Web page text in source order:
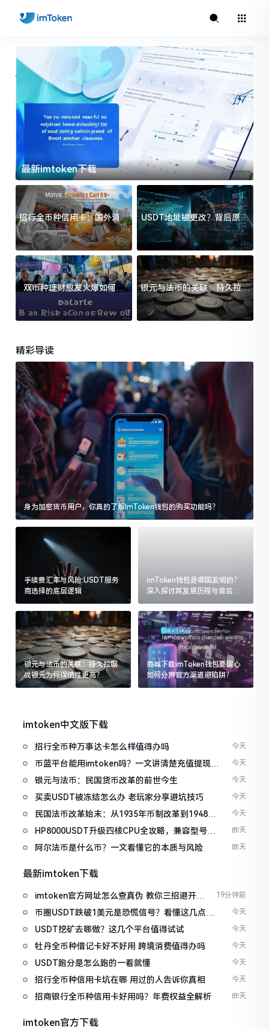
最新imtoken下载
招行全币种信用卡：国外消费
省钱利器免货币转换费超省心
USDT地址被更改？背后原因
及防范方法大揭秘
双币种理财愈发火爆如何选
择？留意收益与风险是关键
银元与法币的关联：持久拉锯
战银元为何保值性更高？
精彩导读
身为加密货币用户，你真的了解ImToken钱包的购买功能吗？
手续费汇率与风险:USDT服务
商选择的底层逻辑
imToken钱包是哪国发明的？
深入探讨其发展历程与背后故
事
银元与法币的关联：持久拉锯
战银元为何保值性更高？
商城下载imToken钱包要留心
如何分辨官方渠道避陷阱？
imtoken中文版下载
招行全币种万事达卡怎么样值得办吗 今天
币蓝平台能用imtoken吗？一文讲清楚充值提现问
题
今天
银元与法币：民国货币改革的前世今生 今天
买卖USDT被冻结怎么办 老玩家分享避坑技巧 今天
民国法币改革始末：从1935年币制改革到1948年
崩溃
今天
HP8000USDT升级四核CPU全攻略，兼容型号与
避坑指南
昨天
阿尔法币是什么币？一文看懂它的本质与风险 昨天
最新imtoken下载
imtoken官方网址怎么查真伪 教你三招避开钓
鱼网站
19分钟前
币圈USDT跌破1美元是恐慌信号？看懂这几点不
再被割韭菜
今天
USDT挖矿去哪做？这几个平台值得试试 今天
牡丹全币种借记卡好不好用 跨境消费值得办吗 今天
USDT跑分是怎么跑的一看就懂 今天
招行全币种信用卡坑在哪 用过的人告诉你真相 今天
招商银行全币种信用卡好用吗？年费权益全解析 昨天
imtoken官方下载